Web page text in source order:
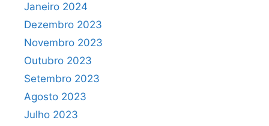
Janeiro 2024
Dezembro 2023
Novembro 2023
Outubro 2023
Setembro 2023
Agosto 2023
Julho 2023